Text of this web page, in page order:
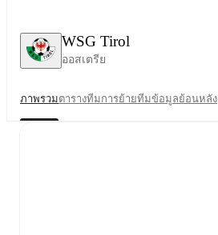
WSG Tirol
ออสเตรีย
ภาพรวมตารางทีมการย้ายทีมข้อมูลย้อนหลัง